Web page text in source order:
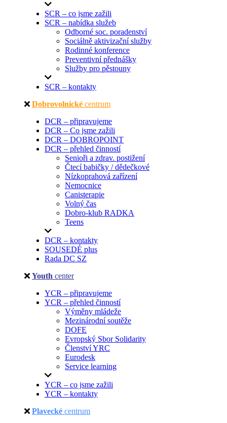
SCR – co jsme zažili
SCR – nabídka služeb
Odborné soc. poradenství
Sociálně aktivizační služby
Rodinné konference
Preventivní přednášky
Služby pro pěstouny
SCR – kontakty
Dobrovolnické centrum
DCR – připravujeme
DCR – Co jsme zažili
DCR – DOBROPOINT
DCR – přehled činností
Senioři a zdrav. postižení
Čtecí babičky / dědečkové
Nízkoprahová zařízení
Nemocnice
Canisterapie
Volný čas
Dobro-klub RADKA
Teens
DCR – kontakty
SOUSEDÉ plus
Rada DC SZ
Youth center
YCR – připravujeme
YCR – přehled činností
Výměny mládeže
Mezinárodní soutěže
DOFE
Evropský Sbor Solidarity
Členství YRC
Eurodesk
Service learning
YCR – co jsme zažili
YCR – kontakty
Plavecké centrum